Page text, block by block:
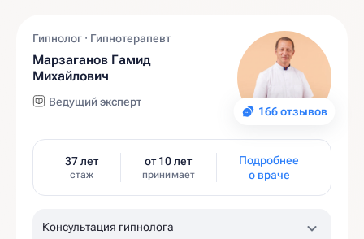
166 отзывов
Гипнолог · Гипнотерапевт
Марзаганов Гамид
Михайлович
Ведущий эксперт
37 лет
стаж
от 10 лет
принимает
Подробнее
о враче
Консультация гипнолога